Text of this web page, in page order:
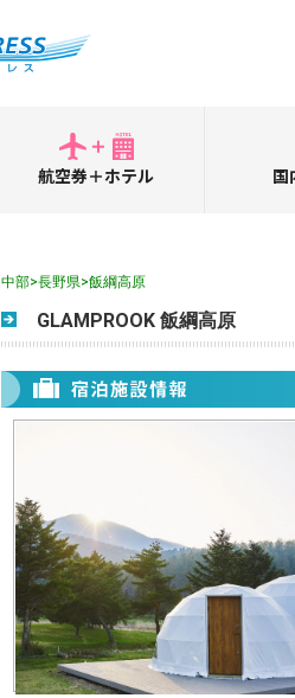
航空券＋ホテル 国
中部>長野県>飯綱高原
GLAMPROOK 飯綱高原